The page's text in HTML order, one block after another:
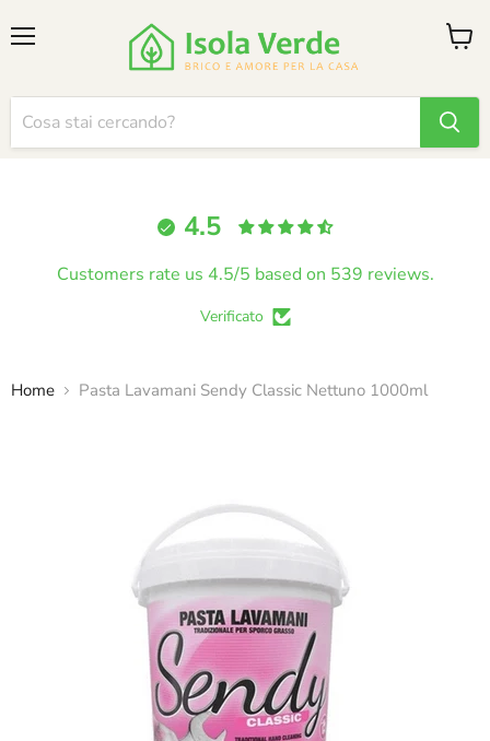
4.5
Customers rate us 4.5/5 based on 539 reviews.
Verificato
Home Pasta Lavamani Sendy Classic Nettuno 1000ml